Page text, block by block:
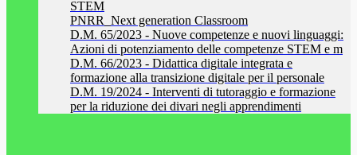
STEM
PNRR_Next generation Classroom
D.M. 65/2023 - Nuove competenze e nuovi linguaggi:
Azioni di potenziamento delle competenze STEM e m
D.M. 66/2023 - Didattica digitale integrata e
formazione alla transizione digitale per il personale
D.M. 19/2024 - Interventi di tutoraggio e formazione
per la riduzione dei divari negli apprendimenti